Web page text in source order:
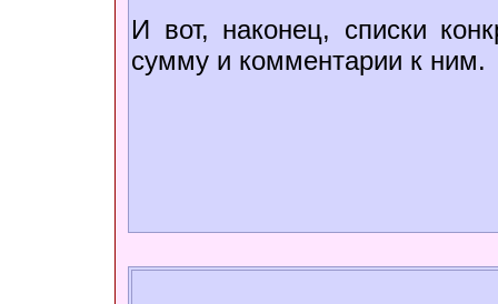
И вот, наконец, списки
сумму и комментарии к ним.